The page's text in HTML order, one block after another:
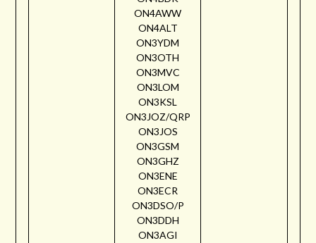
ON4AWW
ON4ALT
ON3YDM
ON3OTH
ON3MVC
ON3LOM
ON3KSL
ON3JOZ/QRP
ON3JOS
ON3GSM
ON3GHZ
ON3ENE
ON3ECR
ON3DSO/P
ON3DDH
ON3AGI